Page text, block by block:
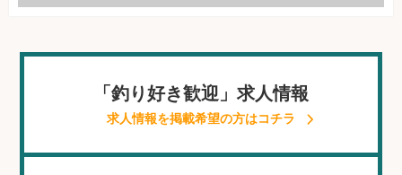
「釣り好き歓迎」求人情報
求人情報を掲載希望の方はコチラ